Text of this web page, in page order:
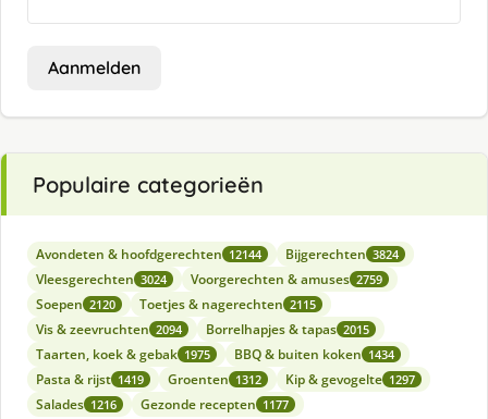
Aanmelden
Populaire categorieën
Avondeten & hoofdgerechten 12144 Bijgerechten 3824
Vleesgerechten 3024 Voorgerechten & amuses 2759
Soepen 2120 Toetjes & nagerechten 2115
Vis & zeevruchten 2094 Borrelhapjes & tapas 2015
Taarten, koek & gebak 1975 BBQ & buiten koken 1434
Pasta & rijst 1419 Groenten 1312 Kip & gevogelte 1297
Salades 1216 Gezonde recepten 1177